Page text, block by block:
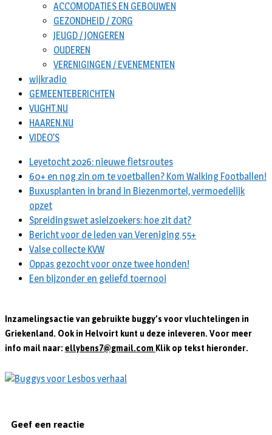
ACCOMODATIES EN GEBOUWEN
GEZONDHEID / ZORG
JEUGD / JONGEREN
OUDEREN
VERENIGINGEN / EVENEMENTEN
wijkradio
GEMEENTEBERICHTEN
VUGHT.NU
HAAREN.NU
VIDEO’S
Leyetocht 2026: nieuwe fietsroutes
60+ en nog zin om te voetballen? Kom Walking Footballen!
Buxusplanten in brand in Biezenmortel, vermoedelijk
opzet
Spreidingswet asielzoekers: hoe zit dat?
Bericht voor de leden van Vereniging 55+
Valse collecte KVW
Oppas gezocht voor onze twee honden!
Een bijzonder en geliefd toernooi
Inzamelingsactie van gebruikte buggy’s voor vluchtelingen in
Griekenland. Ook in Helvoirt kunt u deze inleveren. Voor meer
info mail naar:ellybens7@gmail.comKlik op tekst hieronder.
Geef een reactie